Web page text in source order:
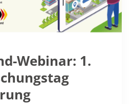
Webinar: 1.